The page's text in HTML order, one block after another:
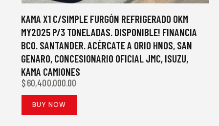
KAMA X1 C/SIMPLE FURGÓN REFRIGERADO 0KM
MY2025 P/3 TONELADAS. DISPONIBLE! FINANCIA
BCO. SANTANDER. ACÉRCATE A ORIO HNOS, SAN
GENARO, CONCESIONARIO OFICIAL JMC, ISUZU,
KAMA CAMIONES
$60,400,000.00
BUY NOW